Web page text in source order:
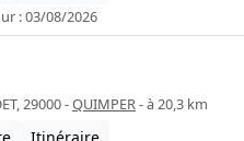
: 03/08/2026
29000 -QUIMPER- à 20,3 km